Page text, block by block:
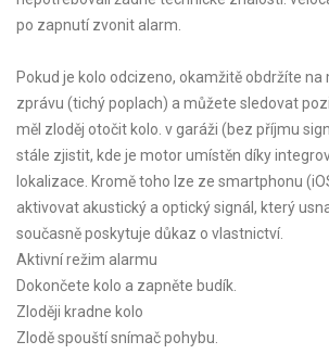
po zapnutí zvonit alarm.
Pokud je kolo odcizeno, okamžitě obdržíte
zprávu (tichý poplach) a můžete sledovat
měl zloděj otočit kolo. v garáži (bez příjmu
stále zjistit, kde je motor umístěn díky
lokalizace. Kromě toho lze ze smartphonu
aktivovat akustický a optický signál, který
současně poskytuje důkaz o vlastnictví.
Aktivní režim alarmu
Dokončete kolo a zapněte budík.
Zloději kradne kolo
Zlodě spouští snímač pohybu.